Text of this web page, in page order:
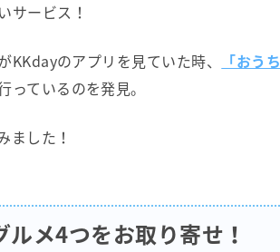
サービス！
のアプリを見ていた時、
「おうち
ているのを発見。
ました！
ルメ4つをお取り寄せ！